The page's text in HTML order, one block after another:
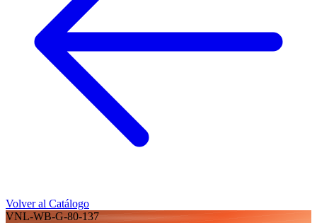
Volver al Catálogo
VNL-WB-G-80-137